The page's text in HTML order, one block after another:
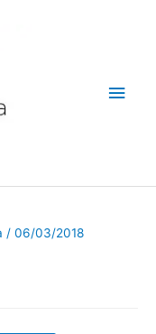
/ 06/03/2018